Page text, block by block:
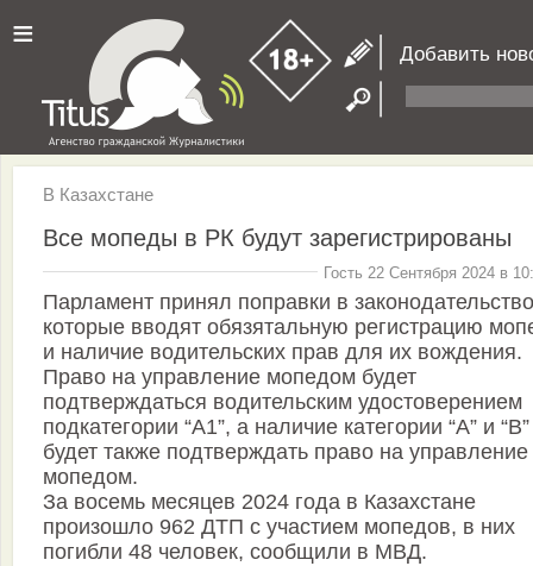
≡ Добавить
В Казахстане
Все мопеды в РК будут зарегистрированы
Гость 22 Сентября 2024 в
Парламент принял поправки в
которые вводят обязятальную регистрацию
и наличие водительских прав для их вождения.
Право на управление мопедом будет
подтверждаться водительским удостоверением
подкатегории “А1”, а наличие категории “А” и “В”
будет также подтверждать право на управление
мопедом.
За восемь месяцев 2024 года в Казахстане
произошло 962 ДТП с участием мопедов, в них
погибли 48 человек, сообщили в МВД.